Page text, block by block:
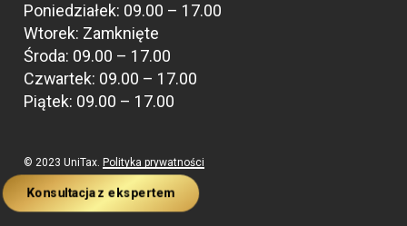
Poniedziałek: 09.00 – 17.00
Wtorek: Zamknięte
Środa: 09.00 – 17.00
Czwartek: 09.00 – 17.00
Piątek: 09.00 – 17.00
© 2023 UniTax. Polityka prywatności
Konsultacja z ekspertem